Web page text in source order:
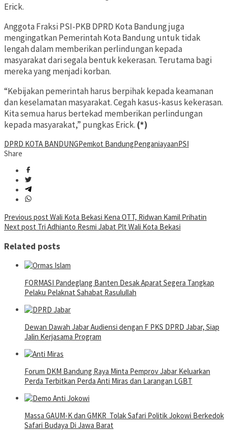
Erick.
Anggota Fraksi PSI-PKB DPRD Kota Bandung juga
mengingatkan Pemerintah Kota Bandung untuk tidak
lengah dalam memberikan perlindungan kepada
masyarakat dari segala bentuk kekerasan. Terutama bagi
mereka yang menjadi korban.
“Kebijakan pemerintah harus berpihak kepada keamanan
dan keselamatan masyarakat. Cegah kasus-kasus kekerasan.
Kita semua harus bertekad memberikan perlindungan
kepada masyarakat,” pungkas Erick. (*)
DPRD KOTA BANDUNGPemkot BandungPenganiayaanPSI
Share
Post
navigation
Previous post Wali Kota Bekasi Kena OTT, Ridwan Kamil Prihatin
Next post Tri Adhianto Resmi Jabat Plt Wali Kota Bekasi
Related posts
FORMASI Pandeglang Banten Desak Aparat Segera Tangkap
Pelaku Pelaknat Sahabat Rasulullah
Dewan Dawah Jabar Audiensi dengan F PKS DPRD Jabar, Siap
Jalin Kerjasama Program
Forum DKM Bandung Raya Minta Pemprov Jabar Keluarkan
Perda Terbitkan Perda Anti Miras dan Larangan LGBT
Massa GAUM-K dan GMKR Tolak Safari Politik Jokowi Berkedok
Safari Budaya Di Jawa Barat